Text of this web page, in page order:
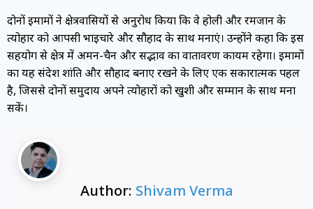
दोनों इमामों ने क्षेत्रवासियों से अनुरोध किया कि वे होली और रमजान के
त्योहार को आपसी भाईचारे और सौहार्द के साथ मनाएं। उन्होंने कहा कि इस
सहयोग से क्षेत्र में अमन-चैन और सद्भाव का वातावरण कायम रहेगा। इमामों
का यह संदेश शांति और सौहार्द बनाए रखने के लिए एक सकारात्मक पहल
है, जिससे दोनों समुदाय अपने त्योहारों को खुशी और सम्मान के साथ मना
सकें।
Author: Shivam Verma